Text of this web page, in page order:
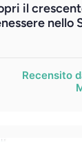
il
nello
Recensito